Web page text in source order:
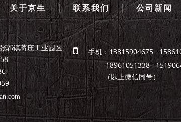
关于京生 | 联系我们 | 公司新闻
郭镇蒋庄工业园区 
手机：13815904675
18961051338
（以上微信同号）